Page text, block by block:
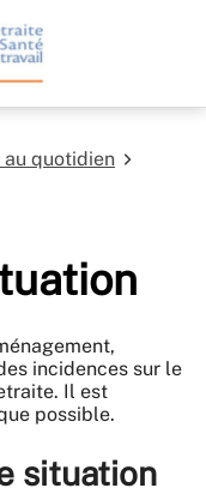
quotidien
incidences sur le
Il est
possible.
situation